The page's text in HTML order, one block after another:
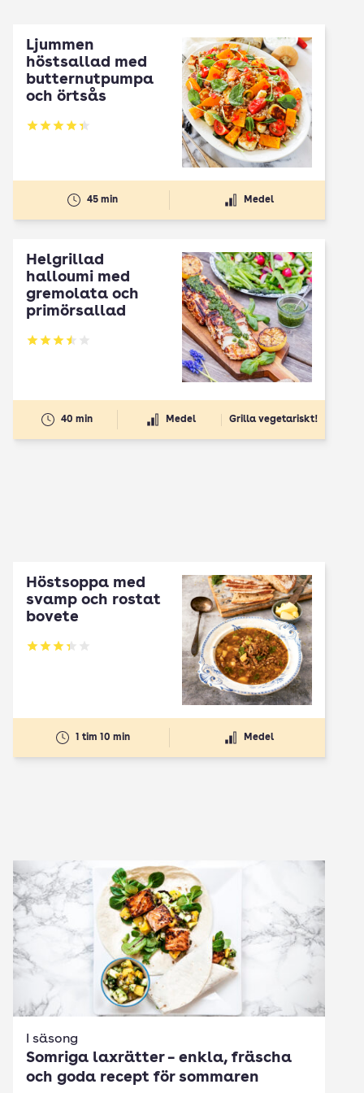
Ljummen
höstsallad med
butternutpumpa
och örtsås
Betyg: 4.32 av 5
45 min Medel
Helgrillad
halloumi med
gremolata och
primörsallad
Betyg: 3.52 av 5
40 min Medel Grilla vegetariskt!
Höstsoppa med
svamp och rostat
bovete
Betyg: 3.33 av 5
1 tim 10 min Medel
I säsong
Somriga laxrätter – enkla, fräscha
och goda recept för sommaren